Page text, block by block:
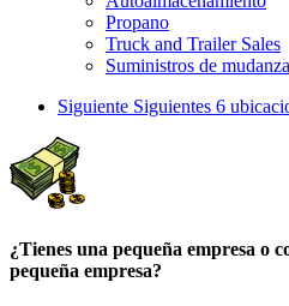
Propano
Truck and Trailer Sales
Suministros de mudanza
Siguiente Siguientes 6
¿Tienes una pequeña empresa o
pequeña empresa?